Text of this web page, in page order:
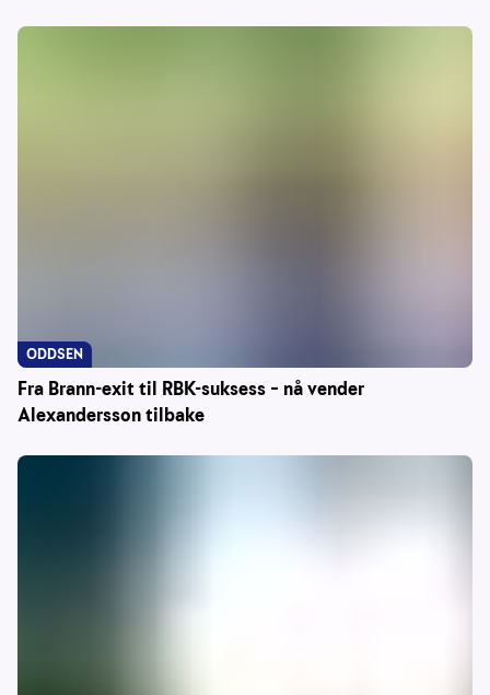
Fra Brann-exit til RBK-suksess – nå vender
Alexandersson tilbake
ODDSEN